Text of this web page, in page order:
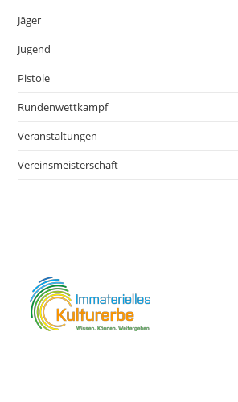
Jäger
Jugend
Pistole
Rundenwettkampf
Veranstaltungen
Vereinsmeisterschaft